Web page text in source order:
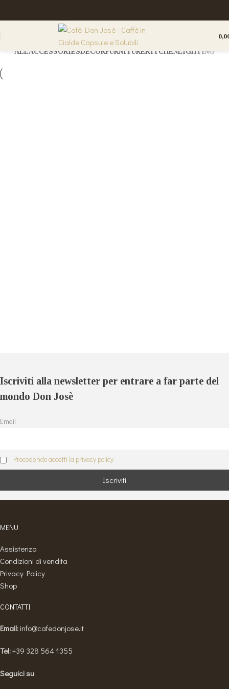
ALLACCESSORIESDECORFURNITUREKITCHENLIGHTING
Iscriviti alla newsletter per entrare a far parte del
mondo Don Josè
Email
Procedendo accetti la privacy policy
MENU
Assistenza
Condizioni di vendita
Privacy Policy
Shop
CONTATTI
Email: info@cafedonjose.it
Tel:+39 328 564 1355
Seguici su